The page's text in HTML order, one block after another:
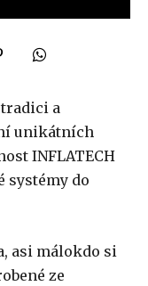
a
unikátních
INFLATECH
systémy do
asi málokdo si
ze